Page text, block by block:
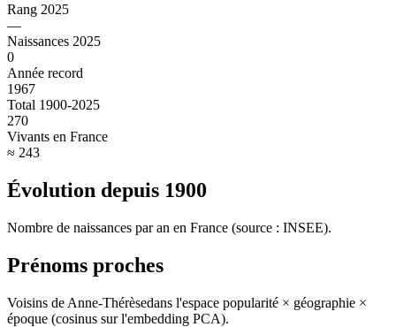
Rang 2025
—
Naissances 2025
0
Année record
1967
Total 1900-2025
270
Vivants en France
≈ 243
Évolution depuis 1900
Nombre de naissances par an en France (source : INSEE).
Prénoms proches
Voisins de Anne-Thérèsedans l'espace popularité × géographie ×
époque (cosinus sur l'embedding PCA).